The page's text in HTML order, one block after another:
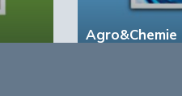
Agro&Chemie